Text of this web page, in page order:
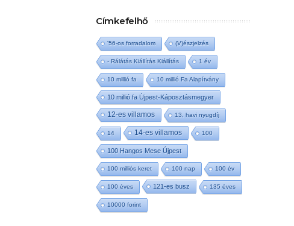
Címkefelhő
'56-os forradalom (V)észjelzés
- Rálátás Kiállítás Kiállítás 1 év
10 millió fa 10 millió Fa Alapítvány
10 millió fa Újpest-Káposztásmegyer
12-es villamos 13. havi nyugdíj
14 14-es villamos 100
100 Hangos Mese Újpest
100 milliós keret 100 nap 100 év
100 éves 121-es busz 135 éves
10000 forint